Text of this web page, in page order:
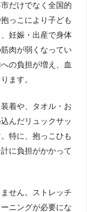
だけでなく全国的
っこにより子ども
妊娠・出産で身体
肉が弱くなってい
の負担が増え、血
ます。
着や、タオル・お
んだリュックサッ
特に、抱っこひも
に負担がかかって
せん。ストレッチ
ニングが必要にな